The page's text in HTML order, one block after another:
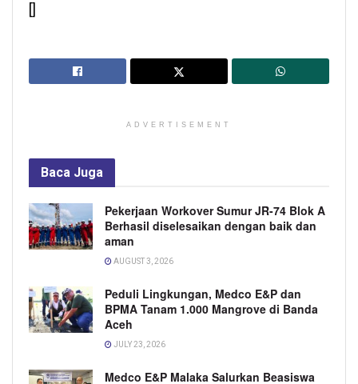
[]
ADVERTISEMENT
Baca Juga
Pekerjaan Workover Sumur JR-74 Blok A
Berhasil diselesaikan dengan baik dan
aman
AUGUST 3, 2026
Peduli Lingkungan, Medco E&P dan
BPMA Tanam 1.000 Mangrove di Banda
Aceh
JULY 23, 2026
Medco E&P Malaka Salurkan Beasiswa